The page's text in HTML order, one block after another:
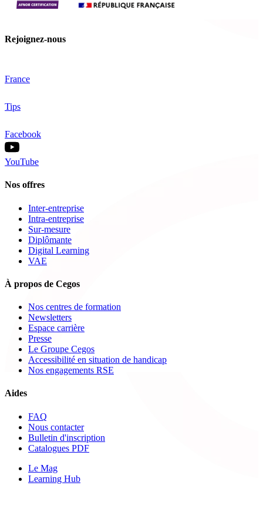
Rejoignez-nous
France
Tips
Facebook
YouTube
Nos offres
Inter-entreprise
Intra-entreprise
Sur-mesure
Diplômante
Digital Learning
VAE
À propos de Cegos
Nos centres de formation
Newsletters
Espace carrière
Presse
Le Groupe Cegos
Accessibilité en situation de handicap
Nos engagements RSE
Aides
FAQ
Nous contacter
Bulletin d'inscription
Catalogues PDF
Le Mag
Learning Hub